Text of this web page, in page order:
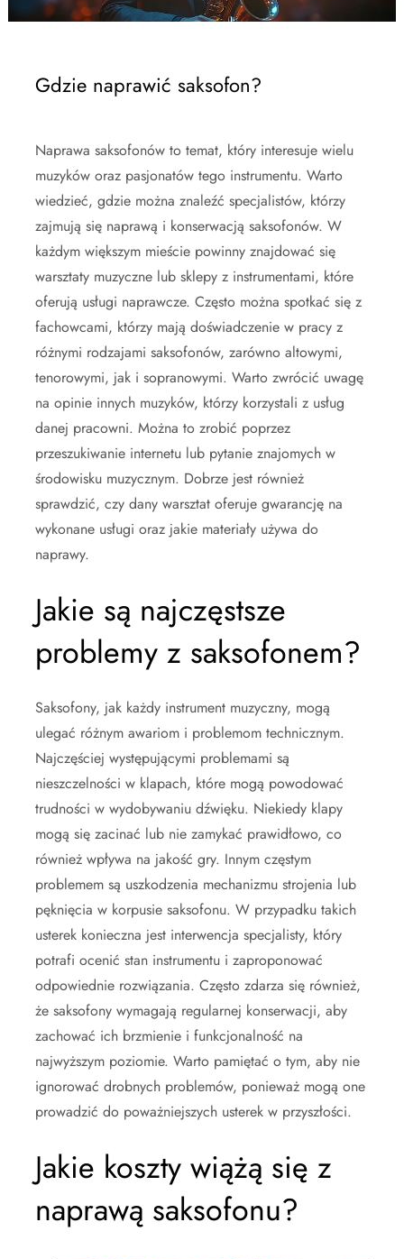
Gdzie naprawić saksofon?
Naprawa saksofonów to temat, który interesuje wielu
muzyków oraz pasjonatów tego instrumentu. Warto
wiedzieć, gdzie można znaleźć specjalistów, którzy
zajmują się naprawą i konserwacją saksofonów. W
każdym większym mieście powinny znajdować się
warsztaty muzyczne lub sklepy z instrumentami, które
oferują usługi naprawcze. Często można spotkać się z
fachowcami, którzy mają doświadczenie w pracy z
różnymi rodzajami saksofonów, zarówno altowymi,
tenorowymi, jak i sopranowymi. Warto zwrócić uwagę
na opinie innych muzyków, którzy korzystali z usług
danej pracowni. Można to zrobić poprzez
przeszukiwanie internetu lub pytanie znajomych w
środowisku muzycznym. Dobrze jest również
sprawdzić, czy dany warsztat oferuje gwarancję na
wykonane usługi oraz jakie materiały używa do
naprawy.
Jakie są najczęstsze
problemy z saksofonem?
Saksofony, jak każdy instrument muzyczny, mogą
ulegać różnym awariom i problemom technicznym.
Najczęściej występującymi problemami są
nieszczelności w klapach, które mogą powodować
trudności w wydobywaniu dźwięku. Niekiedy klapy
mogą się zacinać lub nie zamykać prawidłowo, co
również wpływa na jakość gry. Innym częstym
problemem są uszkodzenia mechanizmu strojenia lub
pęknięcia w korpusie saksofonu. W przypadku takich
usterek konieczna jest interwencja specjalisty, który
potrafi ocenić stan instrumentu i zaproponować
odpowiednie rozwiązania. Często zdarza się również,
że saksofony wymagają regularnej konserwacji, aby
zachować ich brzmienie i funkcjonalność na
najwyższym poziomie. Warto pamiętać o tym, aby nie
ignorować drobnych problemów, ponieważ mogą one
prowadzić do poważniejszych usterek w przyszłości.
Jakie koszty wiążą się z
naprawą saksofonu?